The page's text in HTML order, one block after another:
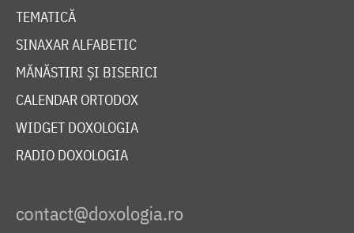
TEMATICĂ
SINAXAR ALFABETIC
MĂNĂSTIRI ȘI BISERICI
CALENDAR ORTODOX
WIDGET DOXOLOGIA
RADIO DOXOLOGIA